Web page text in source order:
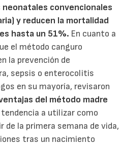
convencionales
y reducen la mortalidad
hasta un 51%. En cuanto a
el método canguro
la prevención de
sepsis o enterocolitis
en su mayoría, revisaron
del método madre
tendencia a utilizar como
la primera semana de vida,
tras un nacimiento